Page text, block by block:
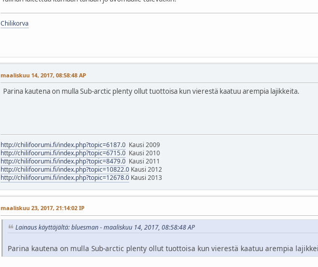
Chilikorva
maaliskuu 14, 2017, 08:58:48 AP
Parina kautena on mulla Sub-arctic plenty ollut tuottoisa kun vierestä kaatuu arempia lajikkeita.
http://chilifoorumi.fi/index.php?topic=6187.0 Kausi 2009
http://chilifoorumi.fi/index.php?topic=6715.0 Kausi 2010
http://chilifoorumi.fi/index.php?topic=8479.0 Kausi 2011
http://chilifoorumi.fi/index.php?topic=10822.0 Kausi 2012
http://chilifoorumi.fi/index.php?topic=12678.0 Kausi 2013
maaliskuu 23, 2017, 21:14:02 IP
Lainaus käyttäjältä: bluesman - maaliskuu 14, 2017, 08:58:48 AP
Parina kautena on mulla Sub-arctic plenty ollut tuottoisa kun vierestä kaatuu arempia